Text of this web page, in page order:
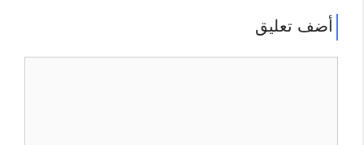
أضف تعليق